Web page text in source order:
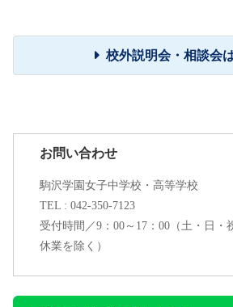
校外説明会・相談会
お問い合わせ
駒沢学園女子中学校・高等学校
TEL : 042-350-7123
受付時間／9：00～17：00（土・日・
休業を除く）